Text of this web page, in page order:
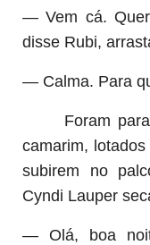
— Vem cá.
disse Rubi,
— Calma. Para
Foram
camarim,
subirem no
Cyndi Lauper
— Olá, boa